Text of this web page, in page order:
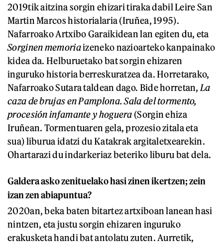
2019tik aitzina sorgin ehizari tiraka dabil Leire San
Martin Marcos historialaria (Iruñea, 1995).
Nafarroako Artxibo Garaikidean lan egiten du, eta
Sorginen memoriaizeneko nazioarteko kanpainako
kidea da. Helburuetako bat sorgin ehizaren
inguruko historia berreskuratzea da. Horretarako,
Nafarroako Sutara taldean dago. Bide horretan, La
caza de brujas en Pamplona. Sala del tormento,
procesión infamante y hoguera (Sorgin ehiza
Iruñean. Tormentuaren gela, prozesio zitala eta
sua) liburua idatzi du Katakrak argitaletxearekin.
Ohartarazi du indarkeriaz beteriko liburu bat dela.
Galdera asko zenituelako hasi zinen ikertzen; zein
izan zen abiapuntua?
2020an, beka baten bitartez artxiboan lanean hasi
nintzen, eta justu sorgin ehizaren inguruko
erakusketa handi bat antolatu zuten. Aurretik,